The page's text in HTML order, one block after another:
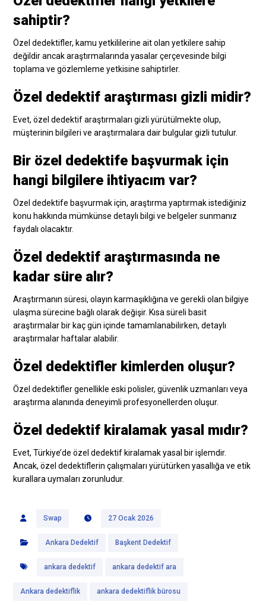
sahiptir?
Özel dedektifler, kamu yetkililerine ait olan yetkilere sahip
değildir ancak araştırmalarında yasalar çerçevesinde bilgi
toplama ve gözlemleme yetkisine sahiptirler.
Özel dedektif araştırması gizli midir?
Evet, özel dedektif araştırmaları gizli yürütülmekte olup,
müşterinin bilgileri ve araştırmalara dair bulgular gizli tutulur.
Bir özel dedektife başvurmak için
hangi bilgilere ihtiyacım var?
Özel dedektife başvurmak için, araştırma yaptırmak istediğiniz
konu hakkında mümkünse detaylı bilgi ve belgeler sunmanız
faydalı olacaktır.
Özel dedektif araştırmasında ne
kadar süre alır?
Araştırmanın süresi, olayın karmaşıklığına ve gerekli olan bilgiye
ulaşma sürecine bağlı olarak değişir. Kısa süreli basit
araştırmalar bir kaç gün içinde tamamlanabilirken, detaylı
araştırmalar haftalar alabilir.
Özel dedektifler kimlerden oluşur?
Özel dedektifler genellikle eski polisler, güvenlik uzmanları veya
araştırma alanında deneyimli profesyonellerden oluşur.
Özel dedektif kiralamak yasal mıdır?
Evet, Türkiye’de özel dedektif kiralamak yasal bir işlemdir.
Ancak, özel dedektiflerin çalışmaları yürütürken yasallığa ve etik
kurallara uymaları zorunludur.
Swap 27 Ocak 2026
Ankara Dedektif Başkent Dedektif
ankara dedektif ankara dedektif ara
Ankara dedektiflik ankara dedektiflik bürosu